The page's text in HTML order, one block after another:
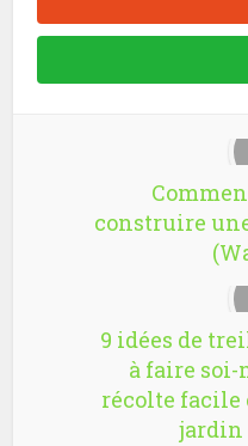
construire
9 idées de
à faire soi-
récolte facile
jardin